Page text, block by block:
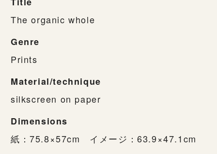
The organic whole
Genre
Prints
Material/technique
silkscreen on paper
Dimensions
紙：75.8×57cm イメージ：63.9×47.1cm